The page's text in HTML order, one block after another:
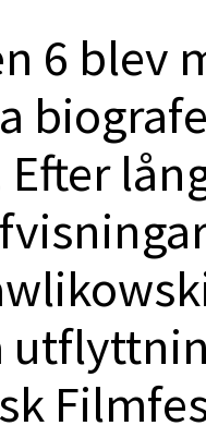
6 blev
Efter